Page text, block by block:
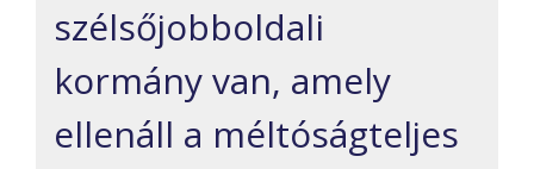
szélsőjobboldali
kormány van, amely
ellenáll a méltóságteljes